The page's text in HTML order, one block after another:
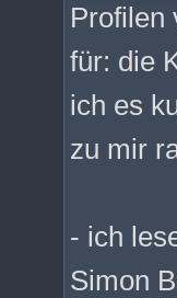
Profilen
für: die
ich es
zu mir
- ich
Simon